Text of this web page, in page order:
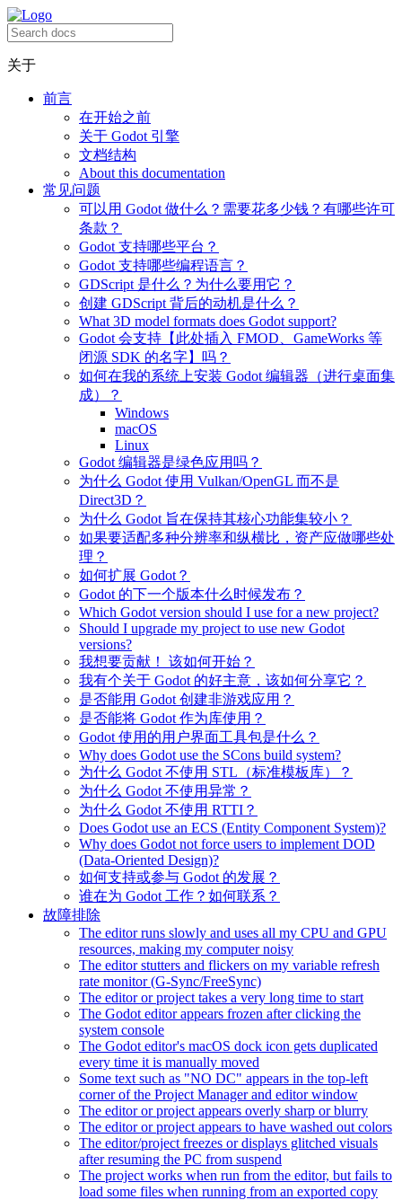
关于
前言
在开始之前
关于 Godot 引擎
文档结构
About this documentation
常见问题
可以用 Godot 做什么？需要花多少钱？有哪些许可
条款？
Godot 支持哪些平台？
Godot 支持哪些编程语言？
GDScript 是什么？为什么要用它？
创建 GDScript 背后的动机是什么？
What 3D model formats does Godot support?
Godot 会支持【此处插入 FMOD、GameWorks 等
闭源 SDK 的名字】吗？
如何在我的系统上安装 Godot 编辑器（进行桌面集
成）？
Windows
macOS
Linux
Godot 编辑器是绿色应用吗？
为什么 Godot 使用 Vulkan/OpenGL 而不是
Direct3D？
为什么 Godot 旨在保持其核心功能集较小？
如果要适配多种分辨率和纵横比，资产应做哪些处
理？
如何扩展 Godot？
Godot 的下一个版本什么时候发布？
Which Godot version should I use for a new project?
Should I upgrade my project to use new Godot
versions?
我想要贡献！ 该如何开始？
我有个关于 Godot 的好主意，该如何分享它？
是否能用 Godot 创建非游戏应用？
是否能将 Godot 作为库使用？
Godot 使用的用户界面工具包是什么？
Why does Godot use the SCons build system?
为什么 Godot 不使用 STL（标准模板库）？
为什么 Godot 不使用异常？
为什么 Godot 不使用 RTTI？
Does Godot use an ECS (Entity Component System)?
Why does Godot not force users to implement DOD
(Data-Oriented Design)?
如何支持或参与 Godot 的发展？
谁在为 Godot 工作？如何联系？
故障排除
The editor runs slowly and uses all my CPU and GPU
resources, making my computer noisy
The editor stutters and flickers on my variable refresh
rate monitor (G-Sync/FreeSync)
The editor or project takes a very long time to start
The Godot editor appears frozen after clicking the
system console
The Godot editor's macOS dock icon gets duplicated
every time it is manually moved
Some text such as "NO DC" appears in the top-left
corner of the Project Manager and editor window
The editor or project appears overly sharp or blurry
The editor or project appears to have washed out colors
The editor/project freezes or displays glitched visuals
after resuming the PC from suspend
The project works when run from the editor, but fails to
load some files when running from an exported copy